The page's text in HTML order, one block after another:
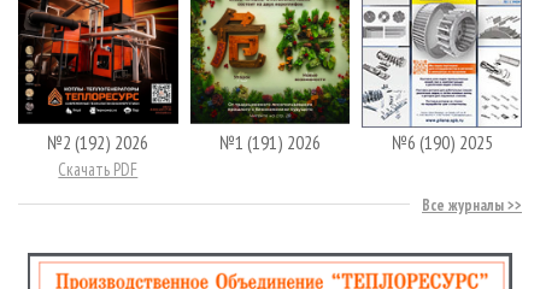
№2 (192) 2026
Скачать PDF
№1 (191) 2026 №6 (190) 2025
Все журналы